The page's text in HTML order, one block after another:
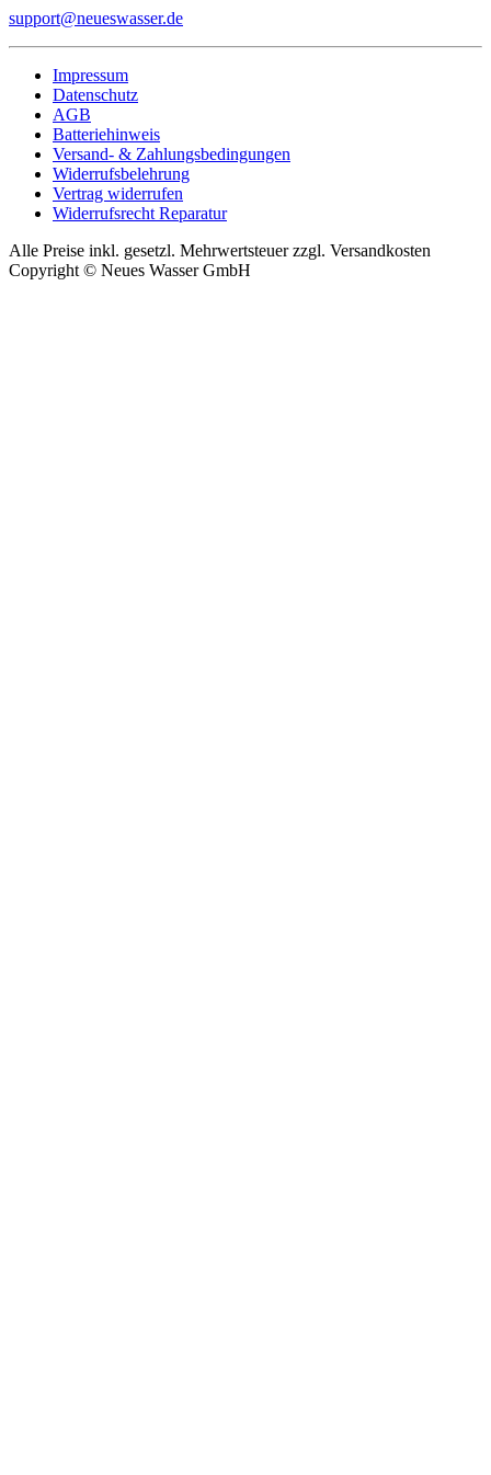
support@neueswasser.de
Impressum
Datenschutz
AGB
Batteriehinweis
Versand- & Zahlungsbedingungen
Widerrufsbelehrung
Vertrag widerrufen
Widerrufsrecht Reparatur
Alle Preise inkl. gesetzl. Mehrwertsteuer zzgl. Versandkosten
Copyright © Neues Wasser GmbH